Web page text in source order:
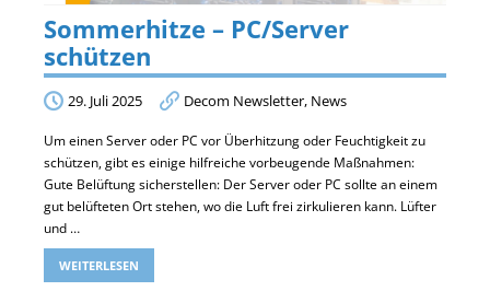
Sommerhitze – PC/Server
schützen
29. Juli 2025 Decom Newsletter, News
Um einen Server oder PC vor Überhitzung oder Feuchtigkeit zu
schützen, gibt es einige hilfreiche vorbeugende Maßnahmen:
Gute Belüftung sicherstellen: Der Server oder PC sollte an einem
gut belüfteten Ort stehen, wo die Luft frei zirkulieren kann. Lüfter
und …
WEITERLESEN